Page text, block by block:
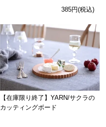
385円(税込)
【在庫限り終了】YARN/サクラの
カッティングボード